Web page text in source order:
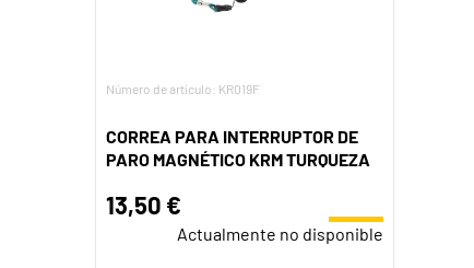
Número de artículo: KR019F
CORREA PARA INTERRUPTOR DE
PARO MAGNÉTICO KRM TURQUEZA
13,50 €
Actualmente no disponible